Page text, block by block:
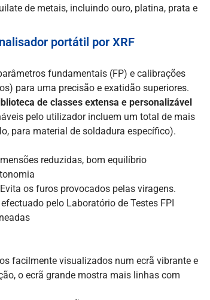
de metais, incluindo ouro, platina, prata e
portátil por XRF
fundamentais (FP) e calibrações
para uma precisão e exatidão superiores.
de classes extensa e personalizável
pelo utilizador incluem um total de mais
para material de soldadura específico).
reduzidas, bom equilíbrio
os furos provocados pelas viragens.
pelo Laboratório de Testes FPI
facilmente visualizados num ecrã vibrante e
o ecrã grande mostra mais linhas com